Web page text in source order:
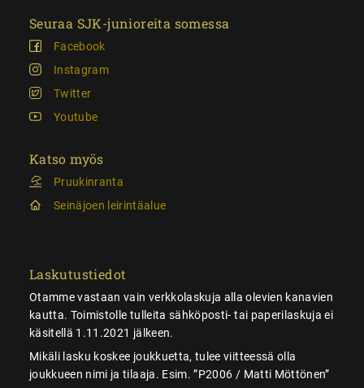
Seuraa SJK-junioreita somessa
Facebook
Instagram
Twitter
Youtube
Katso myös
Pruukinranta
Seinäjoen leirintäalue
Laskutustiedot
Otamme vastaan vain verkkolaskuja alla olevien kanavien
kautta. Toimistolle tulleita sähköposti- tai paperilaskuja ei
käsitellä 1.11.2021 jälkeen.
Mikäli lasku koskee joukkuetta, tulee viitteessä olla
joukkueen nimi ja tilaaja. Esim. ”P2006 / Matti Möttönen”